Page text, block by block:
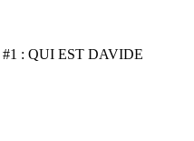
: QUI EST DAVIDE